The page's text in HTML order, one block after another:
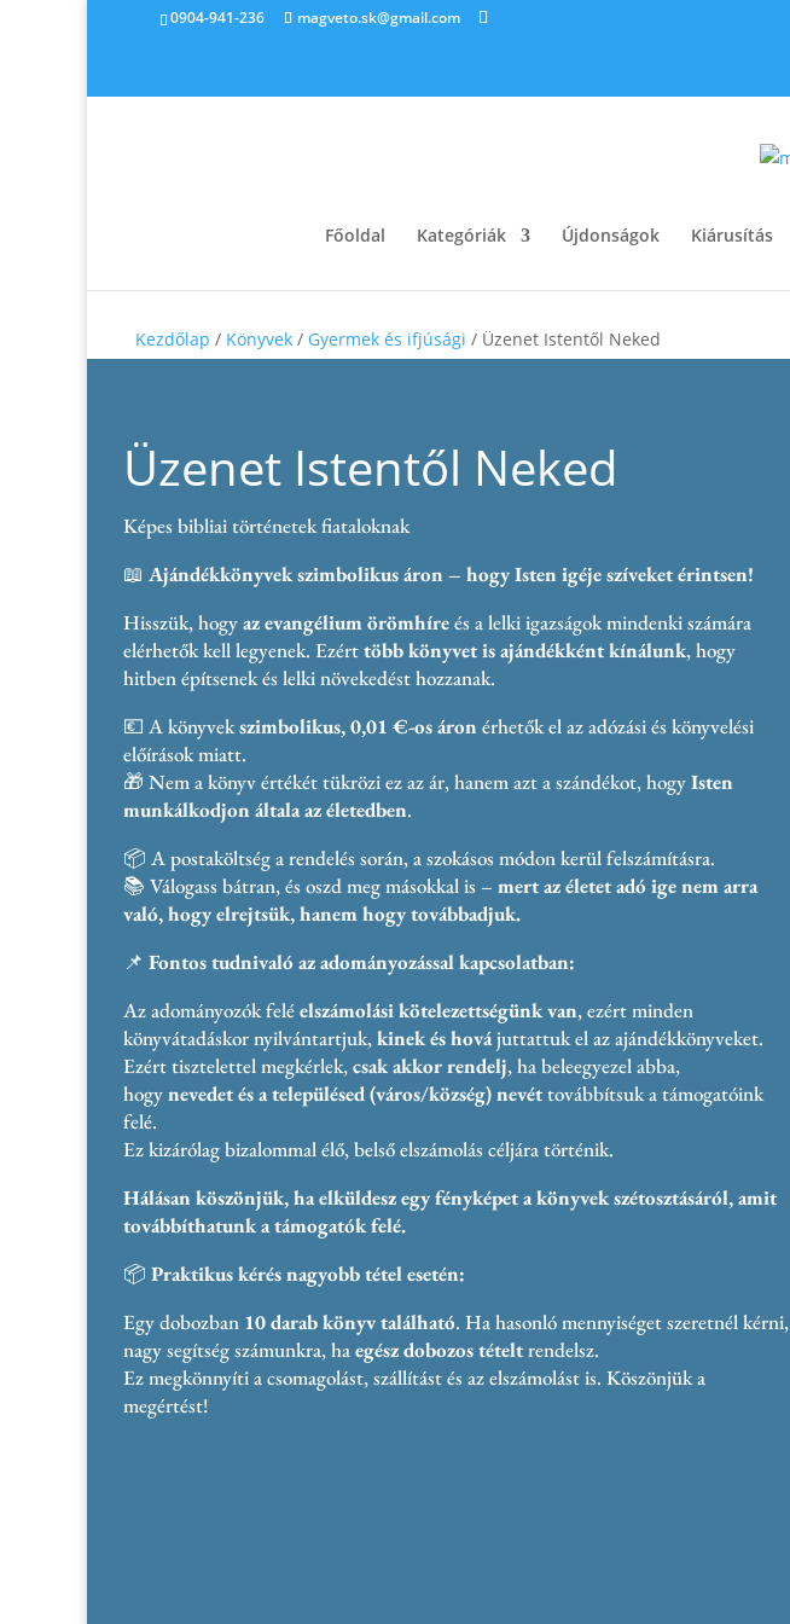
0904-941-236 magveto.sk@gmail.com
Főoldal Kategóriák Újdonságok Kiárusítás
Kezdőlap / Könyvek / Gyermek és ifjúsági / Üzenet ​Istentől Neked
Üzenet ​Istentől Neked
Képes bibliai történetek fiataloknak
📖 Ajándékkönyvek szimbolikus áron – hogy Isten igéje szíveket érintsen!
Hisszük, hogyaz evangélium örömhíreés a lelki igazságok mindenki számára
elérhetők kell legyenek. Ezérttöbb könyvet is ajándékként kínálunk, hogy
hitben építsenek és lelki növekedést hozzanak.
💶 A könyvekszimbolikus, 0,01 €-os áron érhetők el az adózási és könyvelési
előírások miatt.
🎁 Nem a könyv értékét tükrözi ez az ár, hanem azt a szándékot, hogyIsten
munkálkodjon általa az életedben.
📦 A postaköltség a rendelés során, a szokásos módon kerül felszámításra.
📚 Válogass bátran, és oszd meg másokkal is – mert az életet adó ige nem arra
való, hogy elrejtsük, hanem hogy továbbadjuk.
📌 Fontos tudnivaló az adományozással kapcsolatban:
Az adományozók feléelszámolási kötelezettségünk van, ezért minden
könyvátadáskor nyilvántartjuk,kinek és hovájuttattuk el az ajándékkönyveket.
Ezért tisztelettel megkérlek,csak akkor rendelj, ha beleegyezel abba,
hogynevedet és a településed (város/község) nevéttovábbítsuk a támogatóink
felé.
Ez kizárólag bizalommal élő, belső elszámolás céljára történik.
Hálásan köszönjük, ha elküldesz egy fényképet a könyvek szétosztásáról, amit
továbbíthatunk a támogatók felé.
📦 Praktikus kérés nagyobb tétel esetén:
Egy dobozban 10 darab könyv található. Ha hasonló mennyiséget szeretnél kérni,
nagy segítség számunkra, haegész dobozos tételtrendelsz.
Ez megkönnyíti a csomagolást, szállítást és az elszámolást is. Köszönjük a
megértést!